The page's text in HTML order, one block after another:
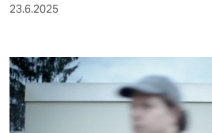
23.6.2025